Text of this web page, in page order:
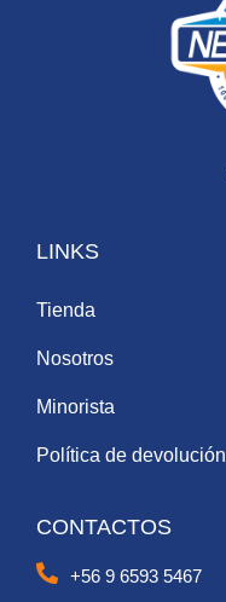
LINKS
Tienda
Nosotros
Minorista
Política de devolución
CONTACTOS
+56 9 6593 5467